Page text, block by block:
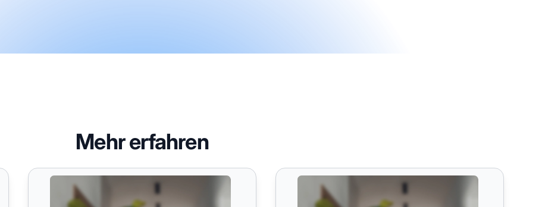
Mehr erfahren
iDevAffiliate Alternative ClickInc Alternative